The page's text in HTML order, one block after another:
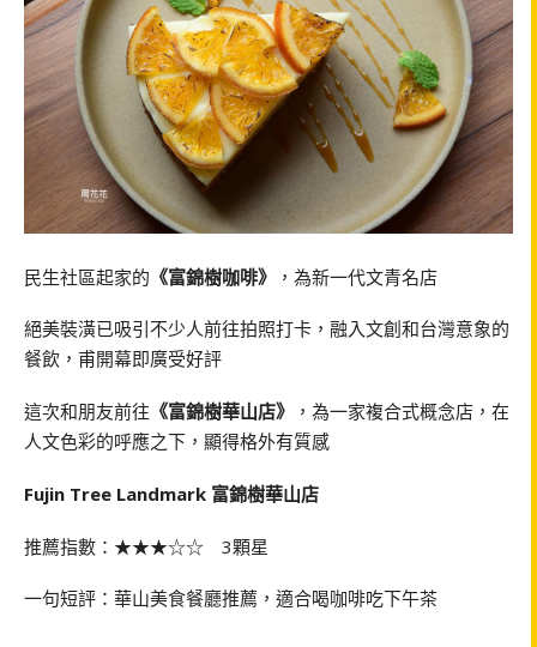
民生社區起家的 《富錦樹咖啡》 ，為新一代文青名店
絕美裝潢已吸引不少人前往拍照打卡，融入文創和台灣意象的
餐飲，甫開幕即廣受好評
這次和朋友前往 《富錦樹華山店》
，為一家複合式概念店，在
人文色彩的呼應之下，顯得格外有質感
Fujin Tree Landmark 富錦樹華山店
推薦指數：★★★☆☆ 3顆星
一句短評：華山美食餐廳推薦，適合喝咖啡吃下午茶